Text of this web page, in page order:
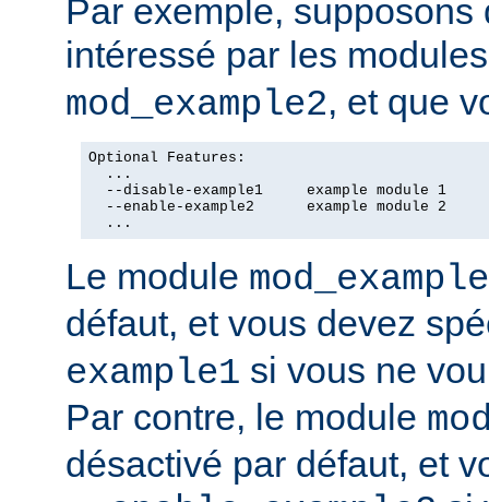
Par exemple, supposons
intéressé par les
mod_example2, et que
Optional Features:
  ...
  --disable-example1     example module 1
  --enable-example2      example module 2
  ...
Le module
défaut, et vous devez
example1 si vous ne
Par contre, le module
désactivé par défaut, et